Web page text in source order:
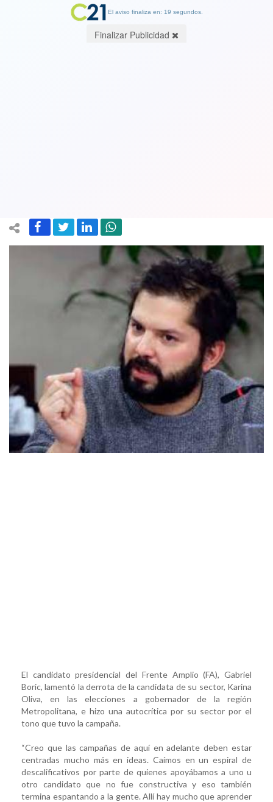
El candidato presidencial del Frente Amplio (FA), Gabriel
Boric, lamentó la derrota de la candidata de su sector, Karina
Oliva, en las elecciones a gobernador de la región
Metropolitana, e hizo una autocrítica por su sector por el
tono que tuvo la campaña.
“Creo que las campañas de aquí en adelante deben estar
centradas mucho más en ideas. Caímos en un espiral de
descalificativos por parte de quienes apoyábamos a uno u
otro candidato que no fue constructiva y eso también
termina espantando a la gente. Allí hay mucho que aprender
El aviso finaliza en: 19 segundos.
Finalizar Publicidad